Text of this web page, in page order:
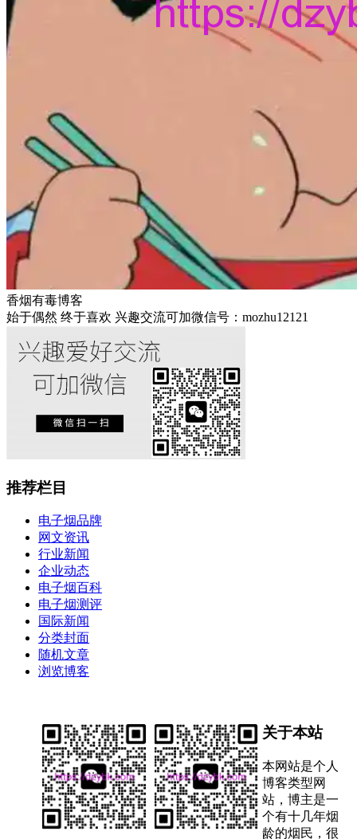
香烟有毒博客
始于偶然 终于喜欢 兴趣交流可加微信号：mozhu12121
推荐栏目
电子烟品牌
网文资讯
行业新闻
企业动态
电子烟百科
电子烟测评
国际新闻
分类封面
随机文章
浏览博客
关于本站
本网站是个人
博客类型网
站，博主是一
个有十几年烟
龄的烟民，很